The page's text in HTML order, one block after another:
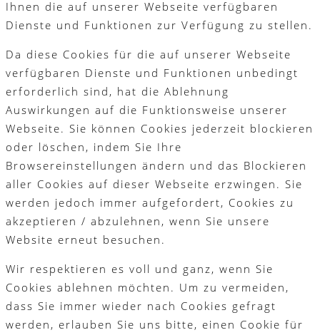
Ihnen die auf unserer Webseite verfügbaren
Dienste und Funktionen zur Verfügung zu stellen.
Da diese Cookies für die auf unserer Webseite
verfügbaren Dienste und Funktionen unbedingt
erforderlich sind, hat die Ablehnung
Auswirkungen auf die Funktionsweise unserer
Webseite. Sie können Cookies jederzeit blockieren
oder löschen, indem Sie Ihre
Browsereinstellungen ändern und das Blockieren
aller Cookies auf dieser Webseite erzwingen. Sie
werden jedoch immer aufgefordert, Cookies zu
akzeptieren / abzulehnen, wenn Sie unsere
Website erneut besuchen.
Wir respektieren es voll und ganz, wenn Sie
Cookies ablehnen möchten. Um zu vermeiden,
dass Sie immer wieder nach Cookies gefragt
werden, erlauben Sie uns bitte, einen Cookie für